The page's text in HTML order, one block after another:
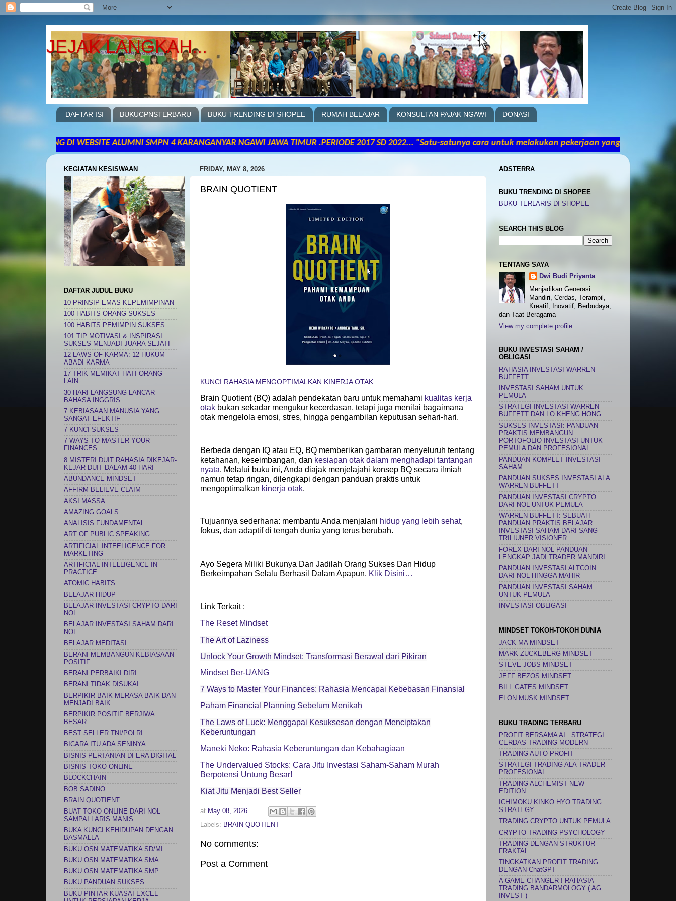
JEJAK LANGKAH...
DAFTAR ISI BUKUCPNSTERBARU BUKU TRENDING DI SHOPEE RUMAH BELAJAR KONSULTAN PAJAK NGAWI DONASI
DATANG DI WEBSITE ALUMNI SMPN 4 KARANGANYAR NGAWI JAWA TIMUR .PERIODE 2017 SD 2022... "Satu-satunya cara untuk melakukan pekerjaan yang hebat
FRIDAY, MAY 8, 2026
BRAIN QUOTIENT
KUNCI RAHASIA MENGOPTIMALKAN KINERJA OTAK
Brain Quotient (BQ) adalah pendekatan baru untuk memahami kualitas kerja
otak bukan sekadar mengukur kecerdasan, tetapi juga menilai bagaimana
otak mengelola emosi, stres, hingga pengambilan keputusan sehari-hari.
Berbeda dengan IQ atau EQ, BQ memberikan gambaran menyeluruh tentang
ketahanan, keseimbangan, dan kesiapan otak dalam menghadapi tantangan
nyata. Melalui buku ini, Anda diajak menjelajahi konsep BQ secara ilmiah
namun tetap ringan, dilengkapi dengan panduan praktis untuk
mengoptimalkan kinerja otak.
Tujuannya sederhana: membantu Anda menjalani hidup yang lebih sehat,
fokus, dan adaptif di tengah dunia yang terus berubah.
Ayo Segera Miliki Bukunya Dan Jadilah Orang Sukses Dan Hidup
Berkeimpahan Selalu Berhasil Dalam Apapun, Klik Disini…
Link Terkait :
The Reset Mindset
The Art of Laziness
Unlock Your Growth Mindset: Transformasi Berawal dari Pikiran
Mindset Ber-UANG
7 Ways to Master Your Finances: Rahasia Mencapai Kebebasan Finansial
Paham Financial Planning Sebelum Menikah
The Laws of Luck: Menggapai Kesuksesan dengan Menciptakan
Keberuntungan
Maneki Neko: Rahasia Keberuntungan dan Kebahagiaan
The Undervalued Stocks: Cara Jitu Investasi Saham-Saham Murah
Berpotensi Untung Besar!
Kiat Jitu Menjadi Best Seller
at May 08, 2026
Labels: BRAIN QUOTIENT
No comments:
Post a Comment
KEGIATAN KESISWAAN
DAFTAR JUDUL BUKU
10 PRINSIP EMAS KEPEMIMPINAN
100 HABITS ORANG SUKSES
100 HABITS PEMIMPIN SUKSES
101 TIP MOTIVASI & INSPIRASI
SUKSES MENJADI JUARA SEJATI
12 LAWS OF KARMA: 12 HUKUM
ABADI KARMA
17 TRIK MEMIKAT HATI ORANG
LAIN
30 HARI LANGSUNG LANCAR
BAHASA INGGRIS
7 KEBIASAAN MANUSIA YANG
SANGAT EFEKTIF
7 KUNCI SUKSES
7 WAYS TO MASTER YOUR
FINANCES
8 MISTERI DUIT RAHASIA DIKEJAR-
KEJAR DUIT DALAM 40 HARI
ABUNDANCE MINDSET
AFFIRM BELIEVE CLAIM
AKSI MASSA
AMAZING GOALS
ANALISIS FUNDAMENTAL
ART OF PUBLIC SPEAKING
ARTIFICIAL INTEELIGENCE FOR
MARKETING
ARTIFICIAL INTELLIGENCE IN
PRACTICE
ATOMIC HABITS
BELAJAR HIDUP
BELAJAR INVESTASI CRYPTO DARI
NOL
BELAJAR INVESTASI SAHAM DARI
NOL
BELAJAR MEDITASI
BERANI MEMBANGUN KEBIASAAN
POSITIF
BERANI PERBAIKI DIRI
BERANI TIDAK DISUKAI
BERPIKIR BAIK MERASA BAIK DAN
MENJADI BAIK
BERPIKIR POSITIF BERJIWA
BESAR
BEST SELLER TNI/POLRI
BICARA ITU ADA SENINYA
BISNIS PERTANIAN DI ERA DIGITAL
BISNIS TOKO ONLINE
BLOCKCHAIN
BOB SADINO
BRAIN QUOTIENT
BUAT TOKO ONLINE DARI NOL
SAMPAI LARIS MANIS
BUKA KUNCI KEHIDUPAN DENGAN
BASMALLA
BUKU OSN MATEMATIKA SD/MI
BUKU OSN MATEMATIKA SMA
BUKU OSN MATEMATIKA SMP
BUKU PANDUAN SUKSES
BUKU PINTAR KUASAI EXCEL
ADSTERRA
BUKU TRENDING DI SHOPEE
BUKU TERLARIS DI SHOPEE
SEARCH THIS BLOG
TENTANG SAYA
Dwi Budi Priyanta
Menjadikan Generasi
Mandiri, Cerdas, Terampil,
Kreatif, Inovatif, Berbudaya,
dan Taat Beragama
View my complete profile
BUKU INVESTASI SAHAM /
OBLIGASI
RAHASIA INVESTASI WARREN
BUFFETT
INVESTASI SAHAM UNTUK
PEMULA
STRATEGI INVESTASI WARREN
BUFFETT DAN LO KHENG HONG
SUKSES INVESTASI: PANDUAN
PRAKTIS MEMBANGUN
PORTOFOLIO INVESTASI UNTUK
PEMULA DAN PROFESIONAL
PANDUAN KOMPLET INVESTASI
SAHAM
PANDUAN SUKSES INVESTASI ALA
WARREN BUFFETT
PANDUAN INVESTASI CRYPTO
DARI NOL UNTUK PEMULA
WARREN BUFFETT: SEBUAH
PANDUAN PRAKTIS BELAJAR
INVESTASI SAHAM DARI SANG
TRILIUNER VISIONER
FOREX DARI NOL PANDUAN
LENGKAP JADI TRADER MANDIRI
PANDUAN INVESTASI ALTCOIN :
DARI NOL HINGGA MAHIR
PANDUAN INVESTASI SAHAM
UNTUK PEMULA
INVESTASI OBLIGASI
MINDSET TOKOH-TOKOH DUNIA
JACK MA MINDSET
MARK ZUCKEBERG MINDSET
STEVE JOBS MINDSET
JEFF BEZOS MINDSET
BILL GATES MINDSET
ELON MUSK MINDSET
BUKU TRADING TERBARU
PROFIT BERSAMA AI : STRATEGI
CERDAS TRADING MODERN
TRADING AUTO PROFIT
STRATEGI TRADING ALA TRADER
PROFESIONAL
TRADING ALCHEMIST NEW
EDITION
ICHIMOKU KINKO HYO TRADING
STRATEGY
TRADING CRYPTO UNTUK PEMULA
CRYPTO TRADING PSYCHOLOGY
TRADING DENGAN STRUKTUR
FRAKTAL
TINGKATKAN PROFIT TRADING
DENGAN ChatGPT
A GAME CHANGER ! RAHASIA
TRADING BANDARMOLOGY ( AG
INVEST )